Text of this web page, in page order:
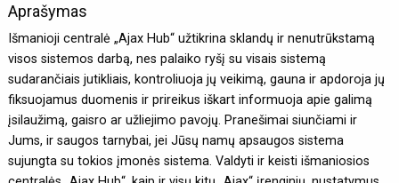
Aprašymas
Išmanioji centralė „Ajax Hub“ užtikrina sklandų ir nenutrūkstamą
visos sistemos darbą, nes palaiko ryšį su visais sistemą
sudarančiais jutikliais, kontroliuoja jų veikimą, gauna ir apdoroja jų
fiksuojamus duomenis ir prireikus iškart informuoja apie galimą
įsilaužimą, gaisro ar užliejimo pavojų. Pranešimai siunčiami ir
Jums, ir saugos tarnybai, jei Jūsų namų apsaugos sistema
sujungta su tokios įmonės sistema. Valdyti ir keisti išmaniosios